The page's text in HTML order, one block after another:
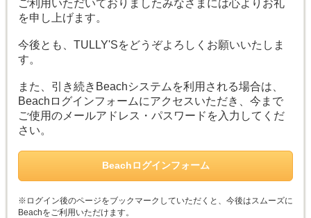
ご利用いただいておりましたみなさまには心よりお礼
を申し上げます。
今後とも、TULLY'Sをどうぞよろしくお願いいたしま
す。
また、引き続きBeachシステムを利用される場合は、
Beachログインフォームにアクセスいただき、今まで
ご使用のメールアドレス・パスワードを入力してくだ
さい。
Beachログインフォーム
※ログイン後のページをブックマークしていただくと、今後はスムーズに
Beachをご利用いただけます。